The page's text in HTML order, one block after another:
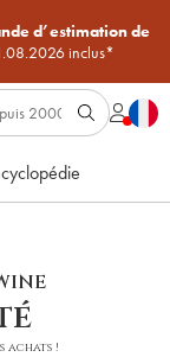
d’estimation de
inclus*
achats !